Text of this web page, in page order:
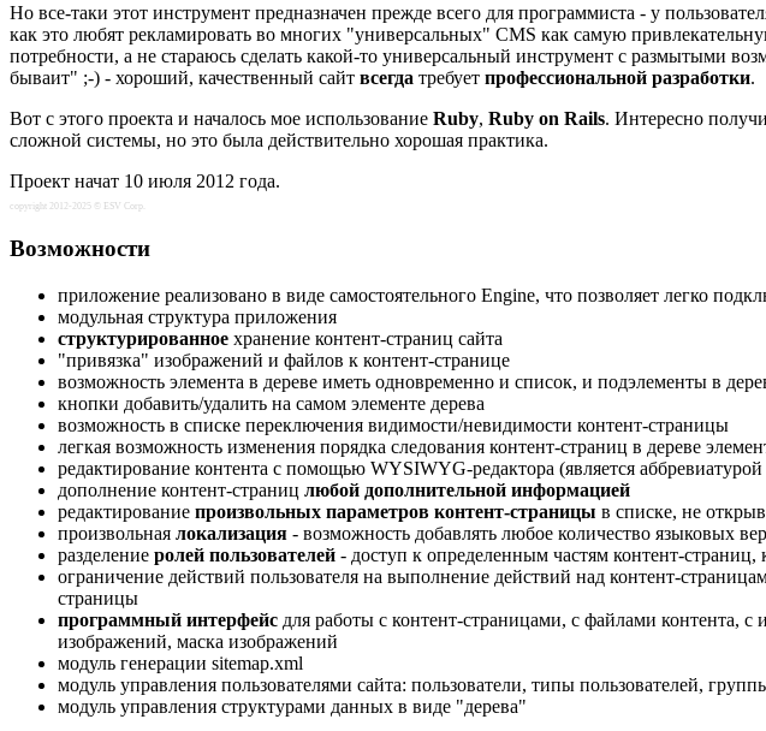
Но все-таки этот инструмент предназначен прежде всего для программиста - у
как это любят рекламировать во многих "универсальных" CMS как самую
потребности, а не стараюсь сделать какой-то универсальный инструмент с размытыми
бываит" ;-) - хороший, качественный сайт всегда требует профессиональной разработки.
Вот с этого проекта и началось мое использование Ruby, Ruby on Rails. Интересно
сложной системы, но это была действительно хорошая практика.
Проект начат 10 июля 2012 года.
copyright 2012-2025 © ESV Corp.
Возможности
приложение реализовано в виде самостоятельного Engine, что позволяет легко
модульная структура приложения
структурированное хранение контент-страниц сайта
"привязка" изображений и файлов к контент-странице
возможность элемента в дереве иметь одновременно и список, и подэлементы в
кнопки добавить/удалить на самом элементе дерева
возможность в списке переключения видимости/невидимости контент-страницы
легкая возможность изменения порядка следования контент-страниц в дереве
редактирование контента с помощью WYSIWYG-редактора (является
дополнение контент-страниц любой дополнительной информацией
редактирование произвольных параметров контент-страницы в списке, не
произвольная локализация - возможность добавлять любое количество языковых
разделение ролей пользователей - доступ к определенным частям контент-
ограничение действий пользователя на выполнение действий над контент-
страницы
программный интерфейс для работы с контент-страницами, с файлами контента,
изображений, маска изображений
модуль генерации sitemap.xml
модуль управления пользователями сайта: пользователи, типы пользователей,
модуль управления структурами данных в виде "дерева"